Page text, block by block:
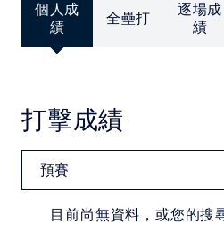
教育部體育署
個人成
績
全壘打
逐場成
績
打擊成績
目前尚無資料，或您的搜